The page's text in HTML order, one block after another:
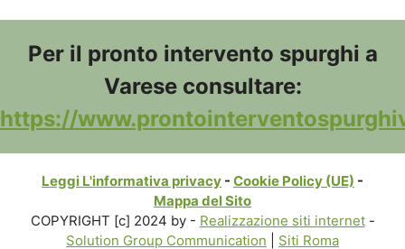
Per il pronto intervento spurghi a
Varese consultare:
https://
Leggi L'informativa privacy - Cookie Policy (UE) -
Mappa del Sito
COPYRIGHT [c] 2024 by - Realizzazione siti internet-
Solution Group Communication
Siti Roma